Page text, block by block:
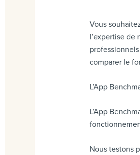
Vous
l’expertise
comparer le
L’App
L’App
Nous testons